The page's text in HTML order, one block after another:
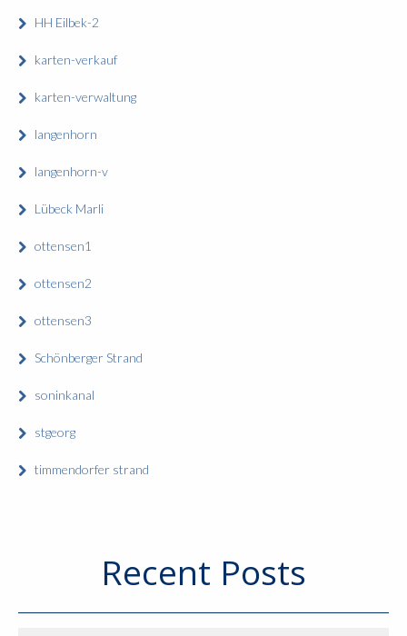
HH Eilbek-2
karten-verkauf
karten-verwaltung
langenhorn
langenhorn-v
Lübeck Marli
ottensen1
ottensen2
ottensen3
Schönberger Strand
soninkanal
stgeorg
timmendorfer strand
Recent Posts